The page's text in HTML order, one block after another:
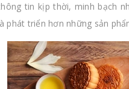
tin kịp thời, minh bạch
phát triển hơn những sản